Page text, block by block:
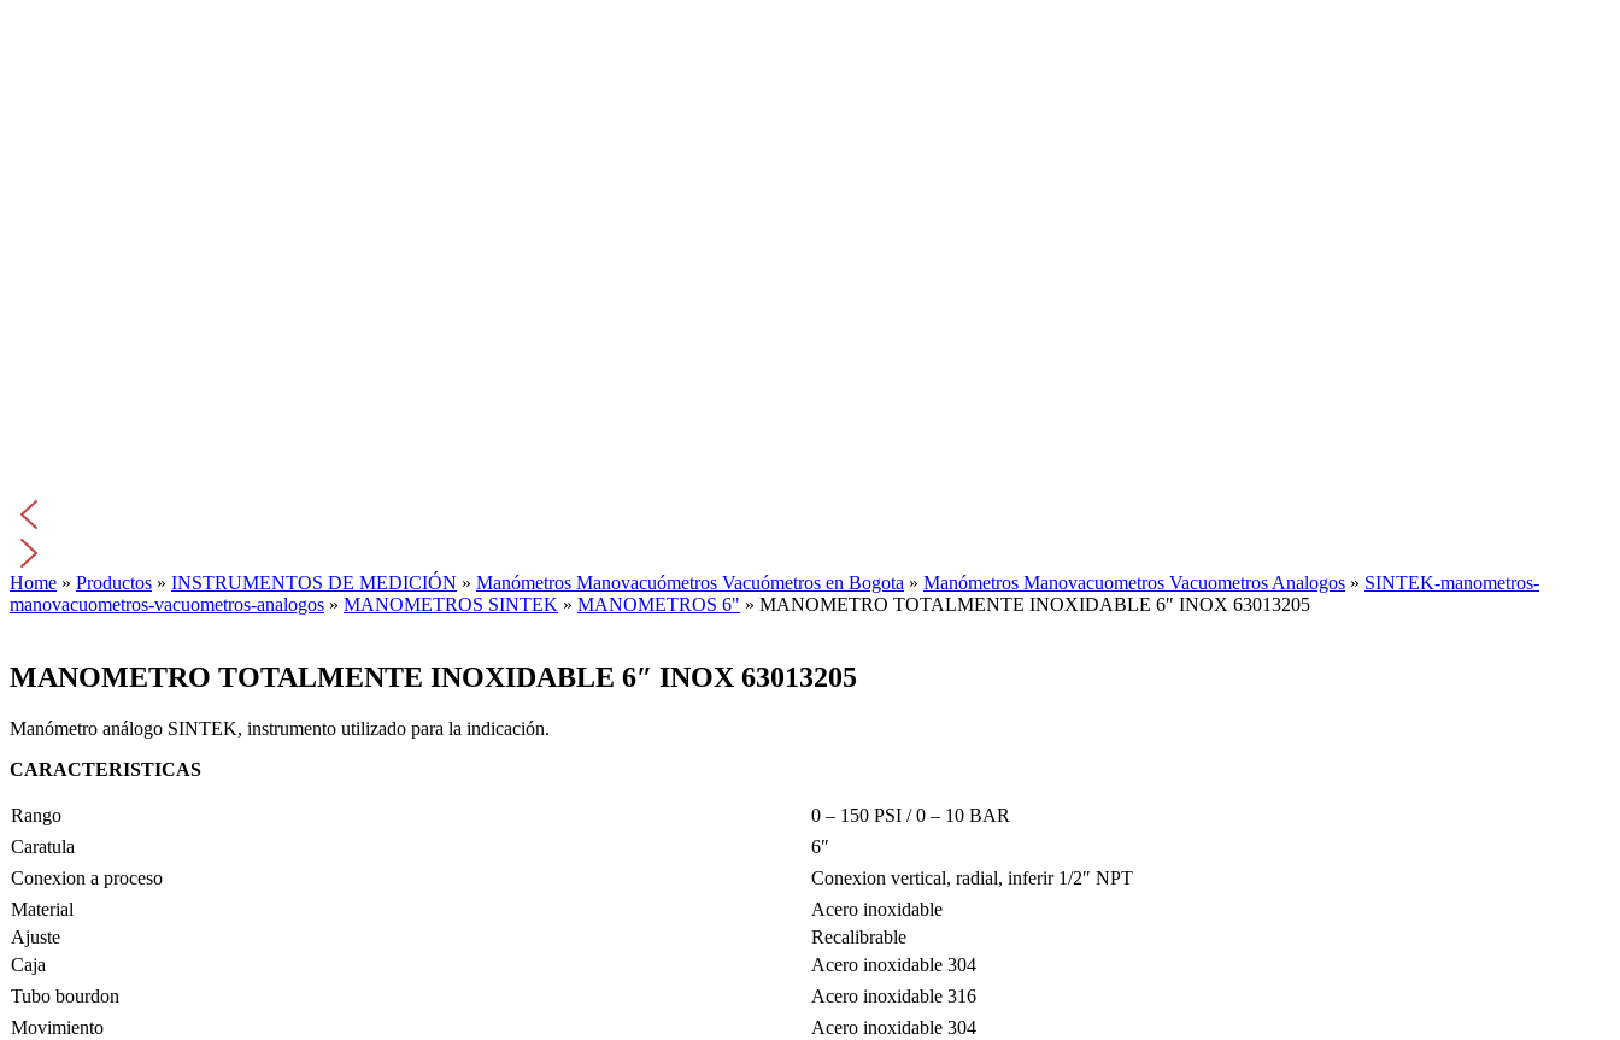
Home » Productos » INSTRUMENTOS DE MEDICIÓN » Manómetros Manovacuómetros Vacuómetros en Bogota » Manómetros Manovacuometros Vacuometros Analogos » SINTEK-manometros-
manovacuometros-vacuometros-analogos » MANOMETROS SINTEK » MANOMETROS 6" » MANOMETRO TOTALMENTE INOXIDABLE 6″ INOX 63013205
MANOMETRO TOTALMENTE INOXIDABLE 6″ INOX 63013205
Manómetro análogo SINTEK, instrumento utilizado para la indicación.
CARACTERISTICAS
Rango
0 – 150 PSI / 0 – 10 BAR
Caratula
6″
Conexion a proceso
Conexion vertical, radial, inferir 1/2″ NPT
Material
Acero inoxidable
Ajuste
Recalibrable
Caja
Acero inoxidable 304
Tubo bourdon
Acero inoxidable 316
Movimiento
Acero inoxidable 304